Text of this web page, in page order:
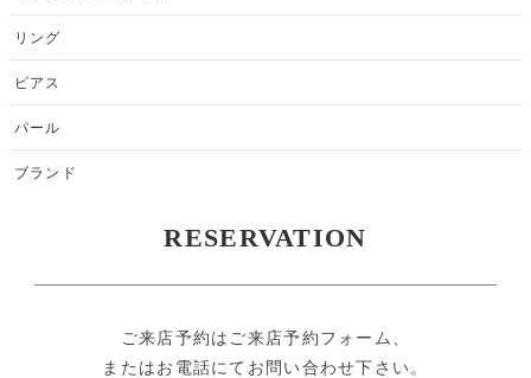
リング
ピアス
パール
ブランド
RESERVATION
ご来店予約はご来店予約フォーム、
またはお電話にてお問い合わせ下さい。